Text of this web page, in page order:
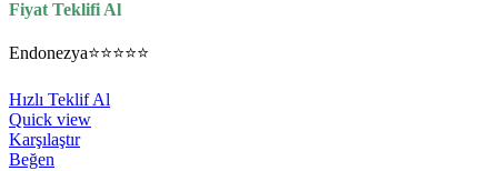
Fiyat Teklifi Al
Endonezya⭐⭐⭐⭐⭐
Hızlı Teklif Al
Quick view
Karşılaştır
Beğen